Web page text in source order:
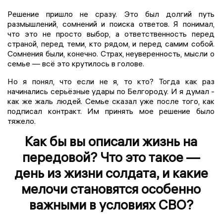
Решение пришло не сразу. Это был долгий путь
размышлений, сомнений и поиска ответов. Я понимал,
что это не просто выбор, а ответственность перед
страной, перед теми, кто рядом, и перед самим собой.
Сомнения были, конечно. Страх, неуверенность, мысли о
семье — всё это крутилось в голове.
Но я понял, что если не я, то кто? Тогда как раз
начинались серьёзные удары по Белгороду. И я думал -
как же жаль людей. Семье сказал уже после того, как
подписал контракт. Им принять мое решение было
тяжело.
Как бы вы описали жизнь на
передовой? Что это такое —
день из жизни солдата, и какие
мелочи становятся особенно
важными в условиях СВО?